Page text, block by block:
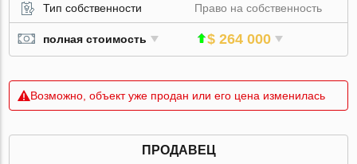
Тип собственности
Право на собственность
полная стоимость $ 264 000
Возможно, объект уже продан или его цена изменилась
ПРОДАВЕЦ